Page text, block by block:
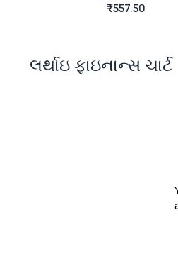
₹557.50
લર્થાઇ ફાઇનાન્સ ચાર્ટ